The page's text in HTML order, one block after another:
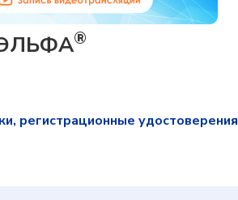
®
регистрационные